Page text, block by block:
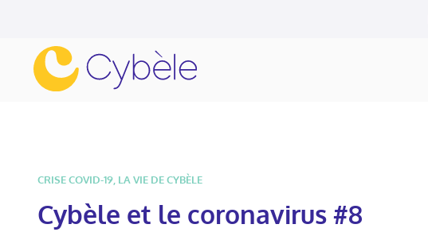
CRISE COVID-19 LA VIE DE CYBÈLE
Cybèle et le coronavirus #8